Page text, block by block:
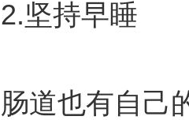
2.坚持早睡
肠道也有自己